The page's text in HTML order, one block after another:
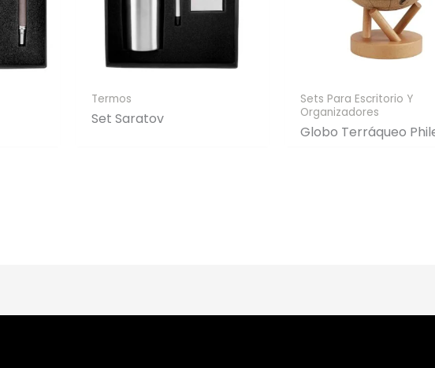
Termos
Set Saratov
Sets Para Escritorio Y
Organizadores
Globo Terráqueo